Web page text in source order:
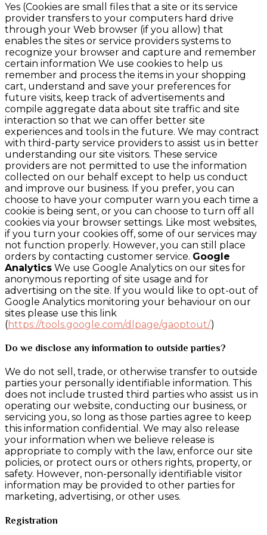
Yes (Cookies are small files that a site or its service
provider transfers to your computers hard drive
through your Web browser (if you allow) that
enables the sites or service providers systems to
recognize your browser and capture and remember
certain information We use cookies to help us
remember and process the items in your shopping
cart, understand and save your preferences for
future visits, keep track of advertisements and
compile aggregate data about site traffic and site
interaction so that we can offer better site
experiences and tools in the future. We may contract
with third-party service providers to assist us in better
understanding our site visitors. These service
providers are not permitted to use the information
collected on our behalf except to help us conduct
and improve our business. If you prefer, you can
choose to have your computer warn you each time a
cookie is being sent, or you can choose to turn off all
cookies via your browser settings. Like most websites,
if you turn your cookies off, some of our services may
not function properly. However, you can still place
orders by contacting customer service. Google
Analytics We use Google Analytics on our sites for
anonymous reporting of site usage and for
advertising on the site. If you would like to opt-out of
Google Analytics monitoring your behaviour on our
sites please use this link
(https://tools.google.com/dlpage/gaoptout/)
Do we disclose any information to outside parties?
We do not sell, trade, or otherwise transfer to outside
parties your personally identifiable information. This
does not include trusted third parties who assist us in
operating our website, conducting our business, or
servicing you, so long as those parties agree to keep
this information confidential. We may also release
your information when we believe release is
appropriate to comply with the law, enforce our site
policies, or protect ours or others rights, property, or
safety. However, non-personally identifiable visitor
information may be provided to other parties for
marketing, advertising, or other uses.
Registration